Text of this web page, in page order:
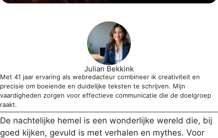
Julian Bekkink
Met 41 jaar ervaring als webredacteur combineer ik creativiteit en
precisie om boeiende en duidelijke teksten te schrijven. Mijn
vaardigheden zorgen voor effectieve communicatie die de doelgroep
raakt.
De nachtelijke hemel is een wonderlijke wereld die, bij
goed kijken, gevuld is met verhalen en mythes. Voor